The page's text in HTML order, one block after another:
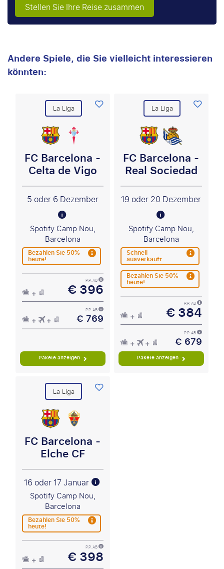
Stellen Sie Ihre Reise zusammen
Andere Spiele, die Sie vielleicht interessieren
könnten:
La Liga
FC Barcelona -
Celta de Vigo
5 oder 6 Dezember
Spotify Camp Nou,
Barcelona
Bezahlen Sie 50%
heute!
P.P. AB
€ 396
P.P. AB
€ 769
Pakete anzeigen
La Liga
FC Barcelona -
Real Sociedad
19 oder 20 Dezember
Spotify Camp Nou,
Barcelona
Schnell
ausverkauft
Bezahlen Sie 50%
heute!
P.P. AB
€ 384
P.P. AB
€ 679
Pakete anzeigen
La Liga
FC Barcelona -
Elche CF
16 oder 17 Januar
Spotify Camp Nou,
Barcelona
Bezahlen Sie 50%
heute!
P.P. AB
€ 398